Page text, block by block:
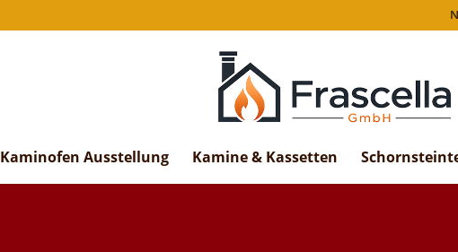
Kaminofen Ausstellung Kamine & Kassetten